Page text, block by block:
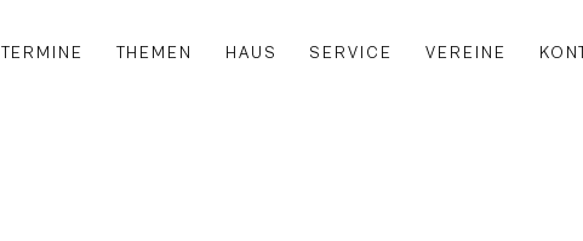
TERMINE THEMEN HAUS SERVICE VEREINE